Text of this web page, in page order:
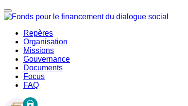
Repères
Organisation
Missions
Gouvernance
Documents
Focus
FAQ